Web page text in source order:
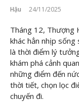
Hậu 24/11/2025
Tháng 12, Thượng
khác hẳn nhịp
là thời điểm lý
khám phá cảnh
những điểm đến
thời tiết, chọn lọc
chuyến đi.